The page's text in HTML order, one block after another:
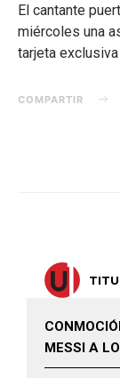
El cantante
miércoles una
tarjeta
COMPARTIR
MESSI A